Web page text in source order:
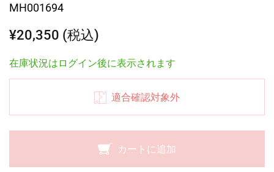
MH001694
¥20,350 (税込)
在庫状況はログイン後に表示されます
適合確認対象外
カートに追加